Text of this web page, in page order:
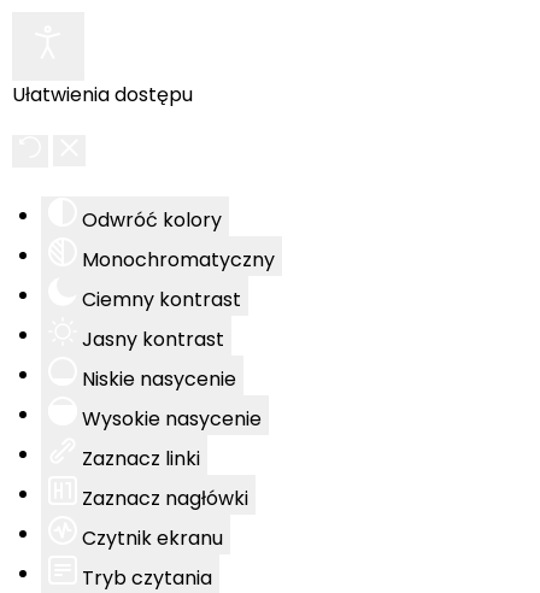
Ułatwienia dostępu
Odwróć kolory
Monochromatyczny
Ciemny kontrast
Jasny kontrast
Niskie nasycenie
Wysokie nasycenie
Zaznacz linki
Zaznacz nagłówki
Czytnik ekranu
Tryb czytania